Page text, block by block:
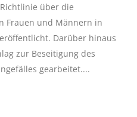
über die
Frauen und Männern in
Darüber hinaus
zur Beseitigung des
gearbeitet....